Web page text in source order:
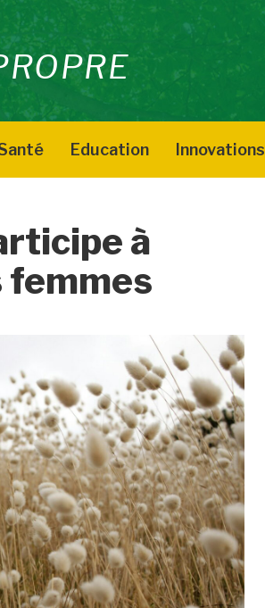
Education Innovations
à
femmes